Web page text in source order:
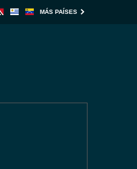
MÁS PAÍSES